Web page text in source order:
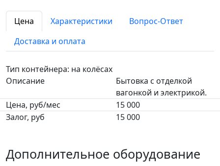
Цена Характеристики
Вопрос-Ответ
Доставка и оплата
Тип контейнера: на колёсах
Описание
Бытовка с отделкой
вагонкой и электрикой.
Цена, руб/мес
15 000
Залог, руб
15 000
Дополнительное оборудование